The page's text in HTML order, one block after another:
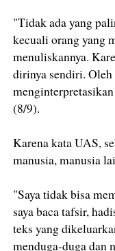
"Tidak ada yang
kecuali orang yang
menuliskannya.
dirinya sendiri.
(8/9).
Karena kata UAS,
manusia, manusia
"Saya tidak bisa
saya baca tafsir,
teks yang
menduga-duga dan